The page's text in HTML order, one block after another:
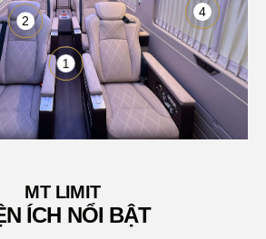
1
2
4
MT LIMIT
ÍCH NỔI BẬT